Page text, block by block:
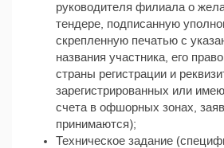
руководителя филиала о
тендере, подписанную
скрепленную печатью с
названия участника, его
страны регистрации и
зарегистрированных или
счета в офшорных зонах,
принимаются);
Техническое задание